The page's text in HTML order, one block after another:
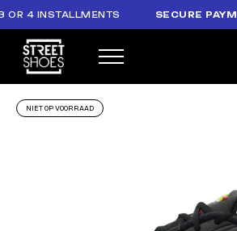
4 INSTALLMENTS SECURE PAYMENT
NIET OP VOORRAAD